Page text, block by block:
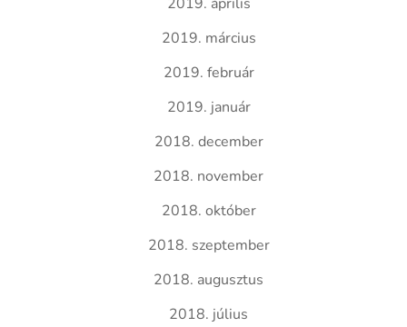
2019. március
2019. február
2019. január
2018. december
2018. november
2018. október
2018. szeptember
2018. augusztus
2018. július